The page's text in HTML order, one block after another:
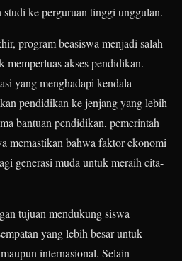
ke perguruan tinggi unggulan.
program beasiswa menjadi salah
memperluas akses pendidikan.
yang menghadapi kendala
pendidikan ke jenjang yang lebih
bantuan pendidikan, pemerintah
memastikan bahwa faktor ekonomi
generasi muda untuk meraih cita-
tujuan mendukung siswa
yang lebih besar untuk
internasional. Selain